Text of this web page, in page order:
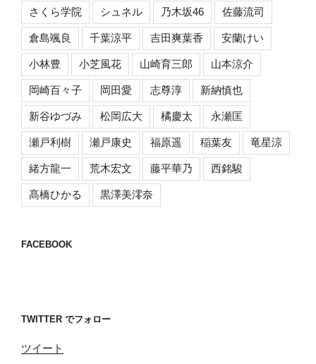
さくら学院 シュネル 乃木坂46 佐藤流司
倉島颯良 千葉涼平 吉田爽葉香 安蘭けい
小林豊 小芝風花 山崎育三郎 山本涼介
岡崎百々子 岡田愛 志尊淳 新納慎也
新谷ゆづみ 松岡広大 橘慶太 永瀬匡
瀬戸利樹 瀬戸康史 福原遥 稲葉友 竜星涼
緒方龍一 荒木宏文 藤平華乃 西銘駿
髙橋ひかる 黒澤美澪奈
FACEBOOK
TWITTER でフォロー
ツイート